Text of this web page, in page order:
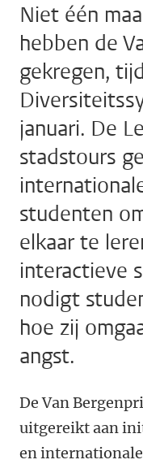
Niet één
hebben de
gekregen,
januari. De
stadstours
studenten
elkaar te
interactieve
nodigt
hoe zij
angst.
De Van
uitgereikt aan
en